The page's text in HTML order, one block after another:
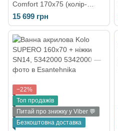
Comfort 170x75 (колір-
білий) 17075234
15 699 грн
−22%
Топ продажів
Питай про знижку у Viber 💬
Безкоштовна доставка